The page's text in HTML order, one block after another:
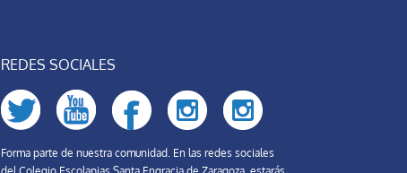
REDES SOCIALES
Forma parte de nuestra comunidad. En las redes sociales